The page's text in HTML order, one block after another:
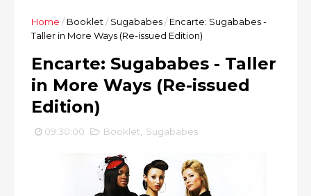
Home / Booklet / Sugababes/ Encarte: Sugababes -
Taller in More Ways (Re-issued Edition)
Encarte: Sugababes - Taller
in More Ways (Re-issued
Edition)
09:30:00 Booklet Sugababes